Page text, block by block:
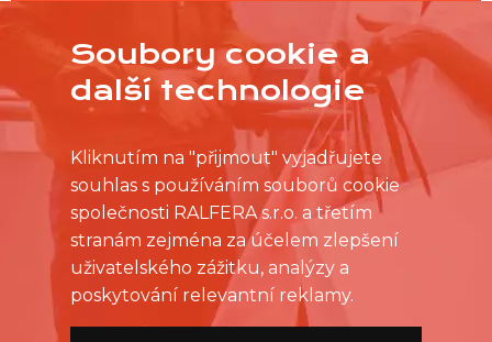
Soubory cookie a
další technologie
Kliknutím na "přijmout" vyjadřujete
souhlas s používáním souborů cookie
společnosti RALFERA s.r.o. a třetím
stranám zejména za účelem zlepšení
uživatelského zážitku, analýzy a
poskytování relevantní reklamy.